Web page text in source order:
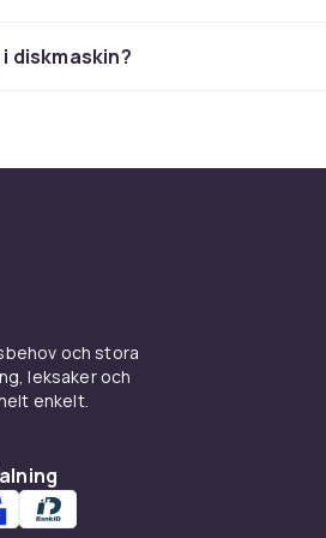
nakiri är gjord för
knivar kräver annorlunda
och handtag
men känsliga för slag.
skötsel
livslängd och håller eggen
lättillgängliga. Knivblock ger ett
diskmaskin?
och stora
leksaker och
enkelt.